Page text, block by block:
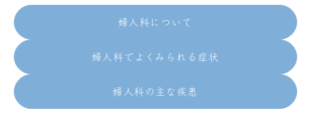
婦人科について
婦人科でよくみられる症状
婦人科の主な疾患